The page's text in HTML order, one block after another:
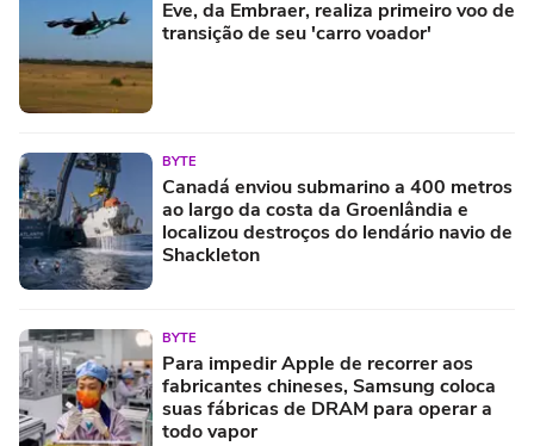
Eve, da Embraer, realiza primeiro voo de
transição de seu 'carro voador'
BYTE
Canadá enviou submarino a 400 metros
ao largo da costa da Groenlândia e
localizou destroços do lendário navio de
Shackleton
BYTE
Para impedir Apple de recorrer aos
fabricantes chineses, Samsung coloca
suas fábricas de DRAM para operar a
todo vapor